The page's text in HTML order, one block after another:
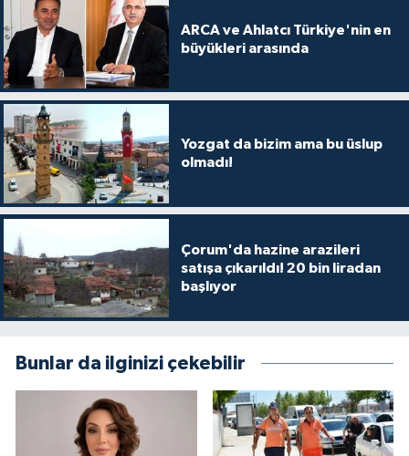
ARCA ve Ahlatcı Türkiye'nin en
büyükleri arasında
Yozgat da bizim ama bu üslup
olmadı!
Çorum'da hazine arazileri
satışa çıkarıldı! 20 bin liradan
başlıyor
Bunlar da ilginizi çekebilir